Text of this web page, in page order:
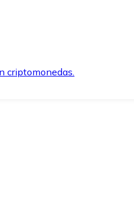
criptomonedas.